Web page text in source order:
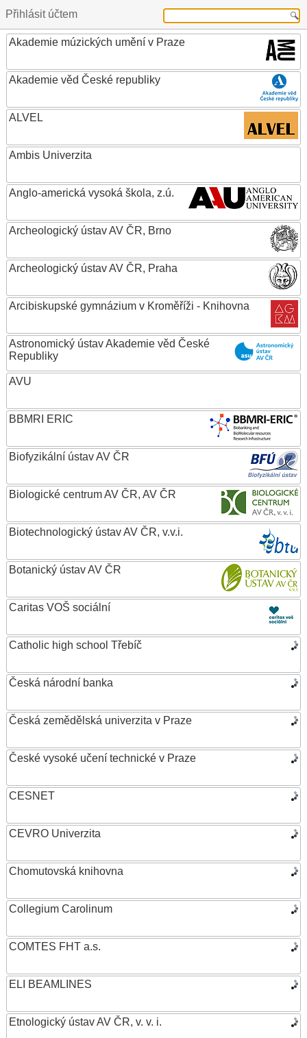
Přihlásit účtem
Akademie múzických umění v Praze
Akademie věd České republiky
ALVEL
Ambis Univerzita
Anglo-americká vysoká škola, z.ú.
Archeologický ústav AV ČR, Brno
Archeologický ústav AV ČR, Praha
Arcibiskupské gymnázium v Kroměříži - Knihovna
Astronomický ústav Akademie věd České
Republiky
AVU
BBMRI ERIC
Biofyzikální ústav AV ČR
Biologické centrum AV ČR, AV ČR
Biotechnologický ústav AV ČR, v.v.i.
Botanický ústav AV ČR
Caritas VOŠ sociální
Catholic high school Třebíč
Česká národní banka
Česká zemědělská univerzita v Praze
České vysoké učení technické v Praze
CESNET
CEVRO Univerzita
Chomutovská knihovna
Collegium Carolinum
COMTES FHT a.s.
ELI BEAMLINES
Etnologický ústav AV ČR, v. v. i.